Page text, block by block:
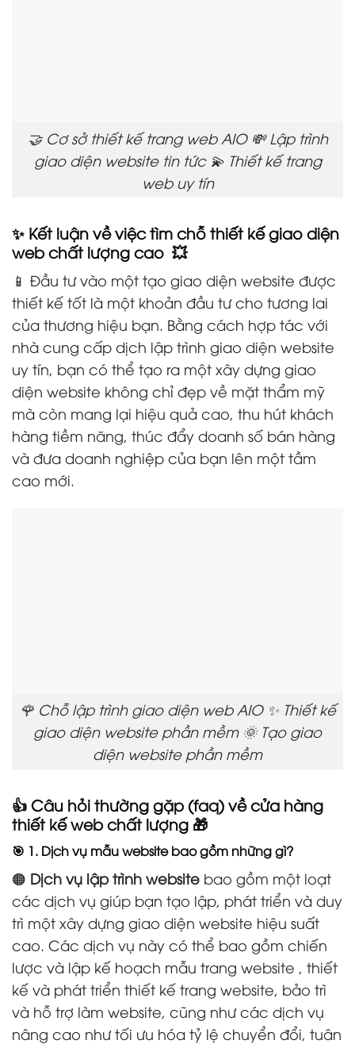
🤝 Cơ sở thiết kế trang web AIO 💸 Lập trình
giao diện website tin tức 💫 Thiết kế trang
web uy tín
✨ Kết luận về việc tìm chỗ thiết kế giao diện
web chất lượng cao 💥
📱 Đầu tư vào một tạo giao diện website được
thiết kế tốt là một khoản đầu tư cho tương lai
của thương hiệu bạn. Bằng cách hợp tác với
nhà cung cấp dịch lập trình giao diện website
uy tín, bạn có thể tạo ra một xây dựng giao
diện website không chỉ đẹp về mặt thẩm mỹ
mà còn mang lại hiệu quả cao, thu hút khách
hàng tiềm năng, thúc đẩy doanh số bán hàng
và đưa doanh nghiệp của bạn lên một tầm
cao mới.
🌹 Chỗ lập trình giao diện web AIO ✨ Thiết kế
giao diện website phần mềm 🌞 Tạo giao
diện website phần mềm
👍 Câu hỏi thường gặp (faq) về cửa hàng
thiết kế web chất lượng 🎁
🎯 1. Dịch vụ mẫu website bao gồm những gì?
🟠 Dịch vụ lập trình website bao gồm một loạt
các dịch vụ giúp bạn tạo lập, phát triển và duy
trì một xây dựng giao diện website hiệu suất
cao. Các dịch vụ này có thể bao gồm chiến
lược và lập kế hoạch mẫu trang website , thiết
kế và phát triển thiết kế trang website, bảo trì
và hỗ trợ làm website, cũng như các dịch vụ
nâng cao như tối ưu hóa tỷ lệ chuyển đổi, tuân